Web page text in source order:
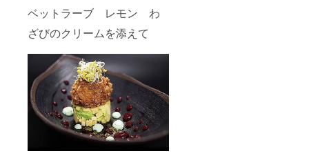
ベットラーブ レモン わ
ざびのクリームを添えて